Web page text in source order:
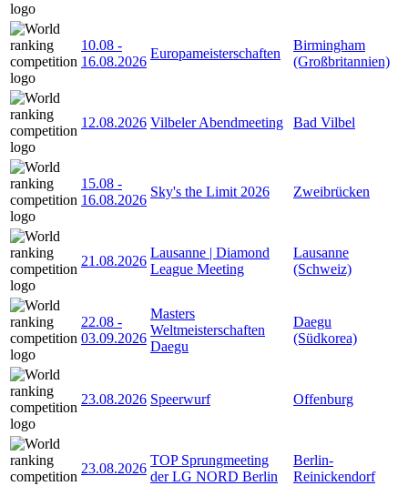
10.08 -
16.08.2026
Europameisterschaften
Birmingham
(Großbritannien)
12.08.2026 Vilbeler Abendmeeting Bad Vilbel
15.08 -
16.08.2026
Sky's the Limit 2026 Zweibrücken
21.08.2026
Lausanne | Diamond
League Meeting
Lausanne
(Schweiz)
22.08 -
03.09.2026
Masters
Weltmeisterschaften
Daegu
Daegu
(Südkorea)
23.08.2026 Speerwurf Offenburg
23.08.2026
TOP Sprungmeeting
der LG NORD Berlin
Berlin-
Reinickendorf